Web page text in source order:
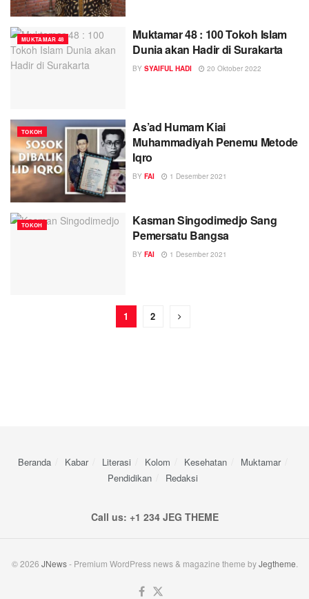
MUKTAMAR 48
Muktamar 48 : 100 Tokoh Islam
Dunia akan Hadir di Surakarta
BY SYAIFUL HADI 20 Oktober 2022
TOKOH
As’ad Humam Kiai
Muhammadiyah Penemu Metode
Iqro
BY FAI 1 Desember 2021
TOKOH
Kasman Singodimedjo Sang
Pemersatu Bangsa
BY FAI 1 Desember 2021
1 2
Beranda Kabar Literasi Kolom Kesehatan
Muktamar
Pendidikan
Redaksi
Call us: +1 234 JEG THEME
© 2026 JNews- Premium WordPress news & magazine theme byJegtheme